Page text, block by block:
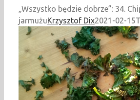
„Wszystko będzie dobrze”: 34.
jarmużuKrzysztof Dix2021-02-